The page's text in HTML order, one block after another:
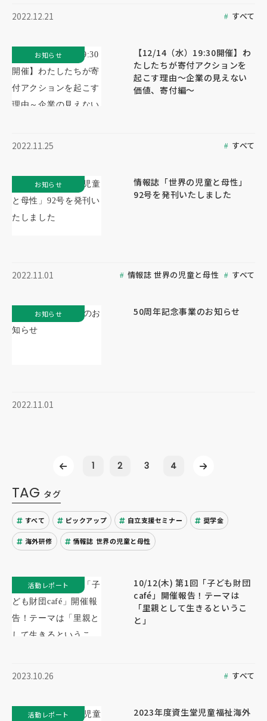
2022.12.21 すべて
【12/14（水）19:30開催】わ
たしたちが寄付アクションを
起こす理由～企業の見えない
価値、寄付編～
2022.11.25 すべて
お知らせ
情報誌「世界の児童と母性」
92号を発刊いたしました
2022.11.01 情報誌 世界の児童と母性 すべて
お知らせ
50周年記念事業のお知らせ
2022.11.01
お知らせ
1 2 3 4
TAG タグ
すべて ピックアップ 自立支援セミナー 奨学金
海外研修 情報誌 世界の児童と母性
10/12(木) 第1回「子ども財団
café」開催報告！テーマは
「里親として生きるというこ
と」
2023.10.26 すべて
活動レポート
2023年度資生堂児童福祉海外
活動レポート